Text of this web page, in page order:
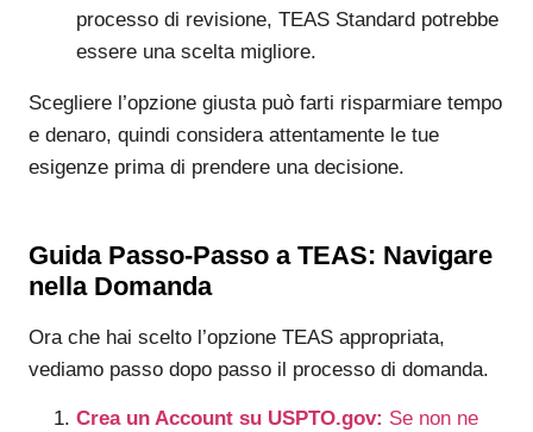
processo di revisione, TEAS Standard potrebbe
essere una scelta migliore.
Scegliere l’opzione giusta può farti risparmiare tempo
e denaro, quindi considera attentamente le tue
esigenze prima di prendere una decisione.
Guida Passo-Passo a TEAS: Navigare
nella Domanda
Ora che hai scelto l’opzione TEAS appropriata,
vediamo passo dopo passo il processo di domanda.
Crea un Account su USPTO.gov: Se non ne